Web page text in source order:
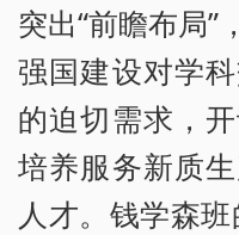
突出“前瞻布局”
强国建设对学
的迫切需求，
培养服务新质
人才。钱学森